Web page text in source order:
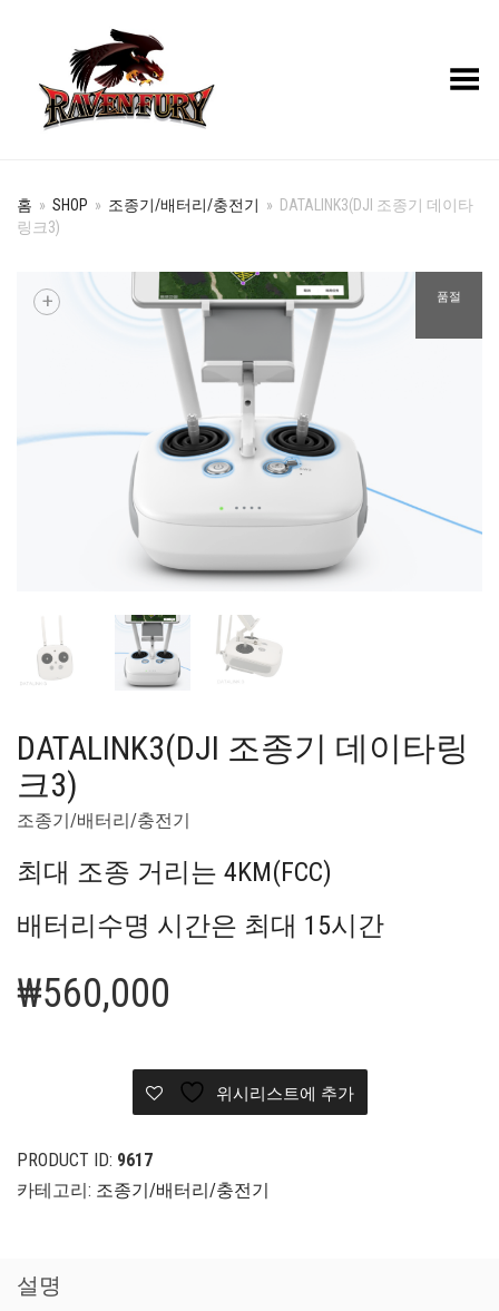
Toggle Menu
홈 » SHOP » 조종기/배터리/충전기 » DATALINK3(DJI 조종기 데이타
링크3)
품절
+
DATALINK3(DJI 조종기 데이타링
크3)
최대 조종 거리는 4KM(FCC)
배터리수명 시간은 최대 15시간